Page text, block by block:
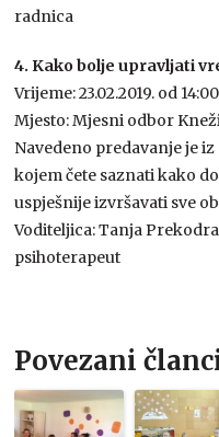
radnica
4. Kako bolje upravljati
Vrijeme: 23.02.2019. od
Mjesto: Mjesni odbor
Navedeno predavanje je
kojem čete saznati kako
uspješnije izvršavati sve
Voditeljica: Tanja
psihoterapeut
Povezani